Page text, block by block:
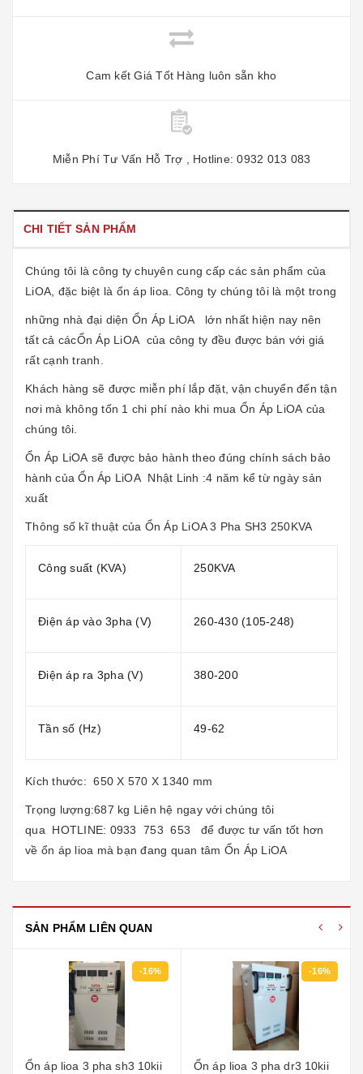
Cam kết Giá Tốt Hàng luôn sẵn kho
Miễn Phí Tư Vấn Hỗ Trợ , Hotline: 0932 013 083
CHI TIẾT SẢN PHẨM
Chúng tôi là công ty chuyên cung cấp các sản phẩm của
LiOA, đặc biệt là ổn áp lioa. Công ty chúng tôi là một trong
những nhà đại diện Ổn Áp LiOA lớn nhất hiện nay nên
tất cả cácỔn Áp LiOA của công ty đều được bán với giá
rất cạnh tranh.
Khách hàng sẽ được miễn phí lắp đặt, vận chuyển đến tận
nơi mà không tốn 1 chi phí nào khi mua Ổn Áp LiOA của
chúng tôi.
Ổn Áp LiOA sẽ được bảo hành theo đúng chính sách bảo
hành của Ổn Áp LiOA Nhật Linh :4 năm kể từ ngày sản
xuất
Thông số kĩ thuật của Ổn Áp LiOA 3 Pha SH3 250KVA
Công suất (KVA) 250KVA
Điện áp vào 3pha (V) 260-430 (105-248)
Điện áp ra 3pha (V) 380-200
Tần số (Hz) 49-62
Kích thước: 650 X 570 X 1340 mm
Trọng lượng:687 kg Liên hệ ngay với chúng tôi
qua HOTLINE: 0933 753 653 để được tư vấn tốt hơn
về ổn áp lioa mà bạn đang quan tâm Ổn Áp LiOA
SẢN PHẨM LIÊN QUAN
-16%
Ổn áp lioa 3 pha sh3 10kii
-16%
Ổn áp lioa 3 pha dr3 10kii